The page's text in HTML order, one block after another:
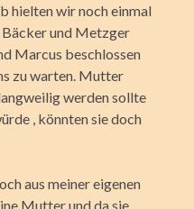
hielten wir noch einmal
und Metzger
Marcus beschlossen
zu warten. Mutter
werden sollte
, könnten sie doch
aus meiner eigenen
Mutter und da sie